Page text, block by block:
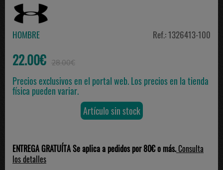
HOMBRE Ref.: 1326413-100
22.00€ 28.00€
Precios exclusivos en el portal web. Los precios en la tienda
física pueden variar.
Artículo sin stock
ENTREGA GRATUÍTA Se aplica a pedidos por 80€ o más.Consulta
los detalles